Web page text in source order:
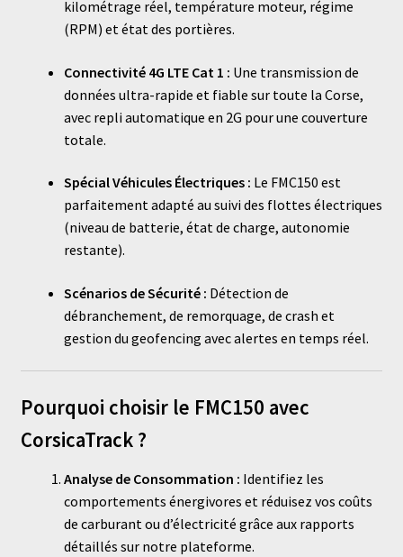
kilométrage réel, température moteur, régime
(RPM) et état des portières.
Connectivité 4G LTE Cat 1 : Une transmission de
données ultra-rapide et fiable sur toute la Corse,
avec repli automatique en 2G pour une couverture
totale.
Spécial Véhicules Électriques : Le FMC150 est
parfaitement adapté au suivi des flottes électriques
(niveau de batterie, état de charge, autonomie
restante).
Scénarios de Sécurité : Détection de
débranchement, de remorquage, de crash et
gestion du geofencing avec alertes en temps réel.
Pourquoi choisir le FMC150 avec
CorsicaTrack ?
Analyse de Consommation : Identifiez les
comportements énergivores et réduisez vos coûts
de carburant ou d’électricité grâce aux rapports
détaillés sur notre plateforme.